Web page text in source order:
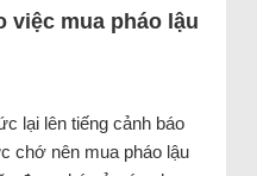
việc mua pháo lậu
lại lên tiếng cảnh báo
chớ nên mua pháo lậu